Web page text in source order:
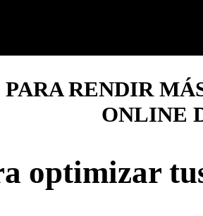
RENDIR
ONLINE
optimizar